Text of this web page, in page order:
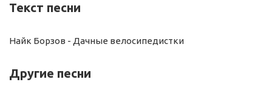
Текст песни
Найк Борзов - Дачные велосипедистки
Другие песни